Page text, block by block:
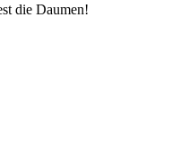
die Daumen!